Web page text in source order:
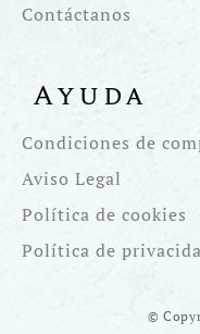
Contáctanos
Ayuda
Condiciones de
Aviso Legal
Política de cookies
Política de
©